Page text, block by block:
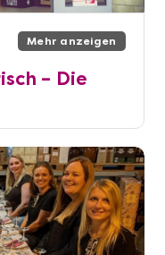
Mehr anzeigen
– Die